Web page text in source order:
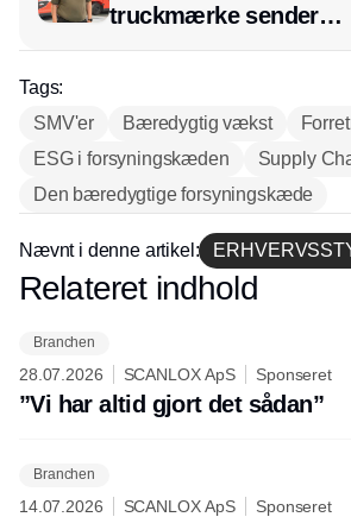
truckmærke sender
lagerchef stafetten
Tags:
SMV'er
Bæredygtig vækst
ESG i forsyningskæden
Supply
Den bæredygtige forsyningskæde
Nævnt i denne artikel:
Annonce
Relateret indhold
Branchen
28.07.2026 SCANLOX ApS Sponseret
”Vi har altid gjort det sådan”
Branchen
14.07.2026 SCANLOX ApS Sponseret